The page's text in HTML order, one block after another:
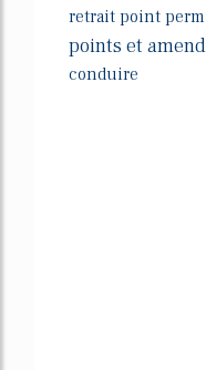
retrait point
points et
conduire